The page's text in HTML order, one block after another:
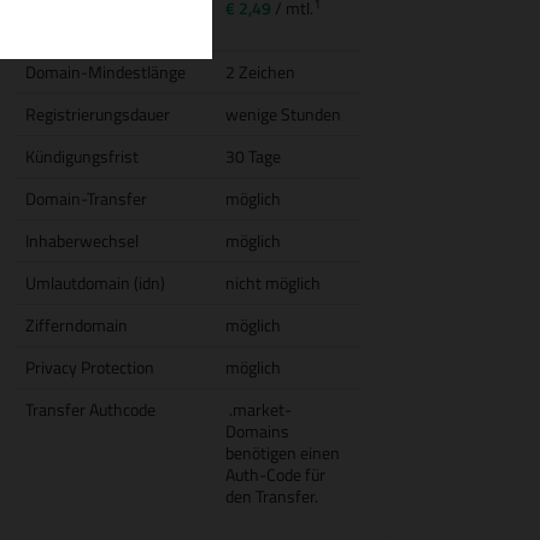
€ 2,49 / mtl.
Domain-Mindestlänge
2 Zeichen
Registrierungsdauer
wenige Stunden
Kündigungsfrist
30 Tage
Domain-Transfer
möglich
Inhaberwechsel
möglich
Umlautdomain (idn)
nicht möglich
Zifferndomain
möglich
Privacy Protection
möglich
Transfer Authcode
.market-
Domains
benötigen einen
Auth-Code für
den Transfer.